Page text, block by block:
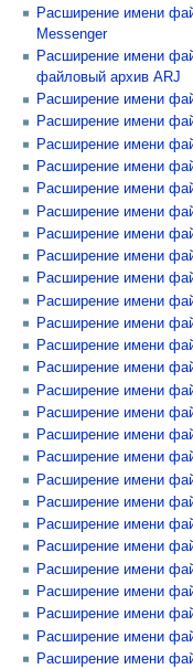
Расширение имени
Messenger
Расширение имени
файловый архив ARJ
Расширение имени
Расширение имени
Расширение имени
Расширение имени
Расширение имени
Расширение имени
Расширение имени
Расширение имени
Расширение имени
Расширение имени
Расширение имени
Расширение имени
Расширение имени
Расширение имени
Расширение имени
Расширение имени
Расширение имени
Расширение имени
Расширение имени
Расширение имени
Расширение имени
Расширение имени
Расширение имени
Расширение имени
Расширение имени
Расширение имени